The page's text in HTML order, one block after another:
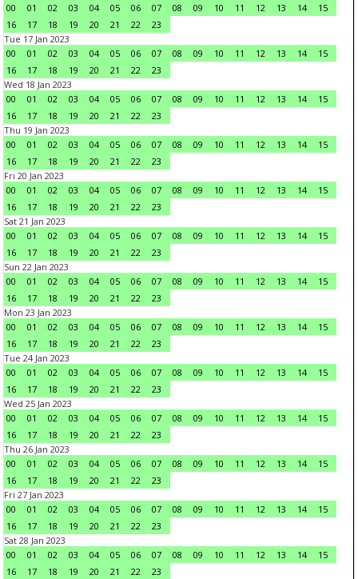
00
01 02 03 04 05 06 07 08 09 10 11 12 13 14
15
16
17 18 19 20 21 22
23
Tue 17 Jan 2023
00
01 02 03 04 05 06 07 08 09 10 11 12 13 14
15
16
17 18 19 20 21 22
23
Wed 18 Jan 2023
00
01 02 03 04 05 06 07 08 09 10 11 12 13 14
15
16
17 18 19 20 21 22
23
Thu 19 Jan 2023
00
01 02 03 04 05 06 07 08 09 10 11 12 13 14
15
16
17 18 19 20 21 22
23
Fri 20 Jan 2023
00
01 02 03 04 05 06 07 08 09 10 11 12 13 14
15
16
17 18 19 20 21 22
23
Sat 21 Jan 2023
00
01 02 03 04 05 06 07 08 09 10 11 12 13 14
15
16
17 18 19 20 21 22
23
Sun 22 Jan 2023
00
01 02 03 04 05 06 07 08 09 10 11 12 13 14
15
16
17 18 19 20 21 22
23
Mon 23 Jan 2023
00
01 02 03 04 05 06 07 08 09 10 11 12 13 14
15
16
17 18 19 20 21 22
23
Tue 24 Jan 2023
00
01 02 03 04 05 06 07 08 09 10 11 12 13 14
15
16
17 18 19 20 21 22
23
Wed 25 Jan 2023
00
01 02 03 04 05 06 07 08 09 10 11 12 13 14
15
16
17 18 19 20 21 22
23
Thu 26 Jan 2023
00
01 02 03 04 05 06 07 08 09 10 11 12 13 14
15
16
17 18 19 20 21 22
23
Fri 27 Jan 2023
00
01 02 03 04 05 06 07 08 09 10 11 12 13 14
15
16
17 18 19 20 21 22
23
Sat 28 Jan 2023
00
01 02 03 04 05 06 07 08 09 10 11 12 13 14
15
16
17 18 19 20 21 22
23